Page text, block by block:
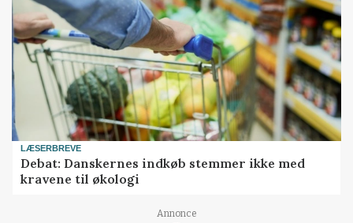
LÆSERBREVE
Debat: Danskernes indkøb stemmer ikke med
kravene til økologi
Annonce